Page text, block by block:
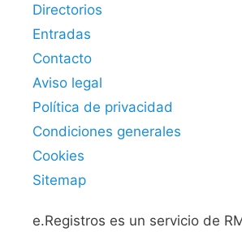
Directorios
Entradas
Contacto
Aviso legal
Política de privacidad
Condiciones generales
Cookies
Sitemap
e.Registros es un servicio de